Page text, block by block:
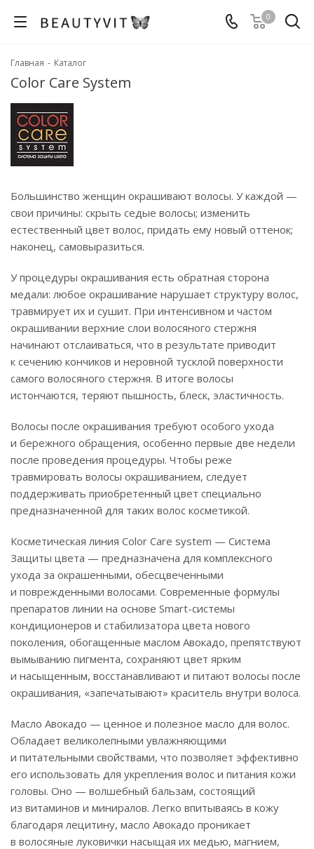
0
Главная - Каталог
Color Care System
Большинство женщин окрашивают волосы. У каждой —
свои причины: скрыть седые волосы; изменить
естественный цвет волос, придать ему новый оттенок;
наконец, самовыразиться.
У процедуры окрашивания есть обратная сторона
медали: любое окрашивание нарушает структуру волос,
травмирует их и сушит. При интенсивном и частом
окрашивании верхние слои волосяного стержня
начинают отслаиваться, что в результате приводит
к сечению кончиков и неровной тусклой поверхности
самого волосяного стержня. В итоге волосы
истончаются, теряют пышность, блеск, эластичность.
Волосы после окрашивания требуют особого ухода
и бережного обращения, особенно первые две недели
после проведения процедуры. Чтобы реже
травмировать волосы окрашиванием, следует
поддерживать приобретенный цвет специально
предназначенной для таких волос косметикой.
Косметическая линия Color Care system — Система
Защиты цвета — предназначена для комплексного
ухода за окрашенными, обесцвеченными
и поврежденными волосами. Современные формулы
препаратов линии на основе Smart-системы
кондиционеров и стабилизатора цвета нового
поколения, обогащенные маслом Авокадо, препятствуют
вымыванию пигмента, сохраняют цвет ярким
и насыщенным, восстанавливают и питают волосы после
окрашивания, «запечатывают» краситель внутри волоса.
Масло Авокадо — ценное и полезное масло для волос.
Обладает великолепными увлажняющими
и питательными свойствами, что позволяет эффективно
его использовать для укрепления волос и питания кожи
головы. Оно — волшебный бальзам, состоящий
из витаминов и миниралов. Легко впитываясь в кожу
благодаря лецитину, масло Авокадо проникает
в волосяные луковички насыщая их медью, магнием,